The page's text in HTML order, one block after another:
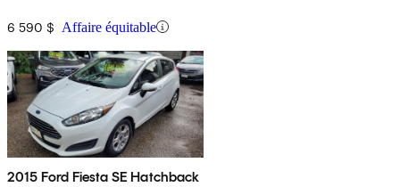
6 590 $ Affaire équitable
2015 Ford Fiesta SE Hatchback